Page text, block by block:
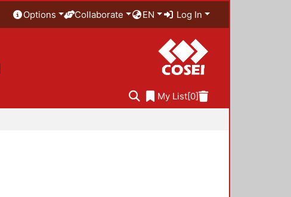
Options Collaborate EN Log In
My List[0]